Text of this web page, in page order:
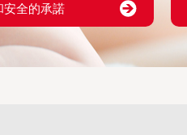
安全的承諾